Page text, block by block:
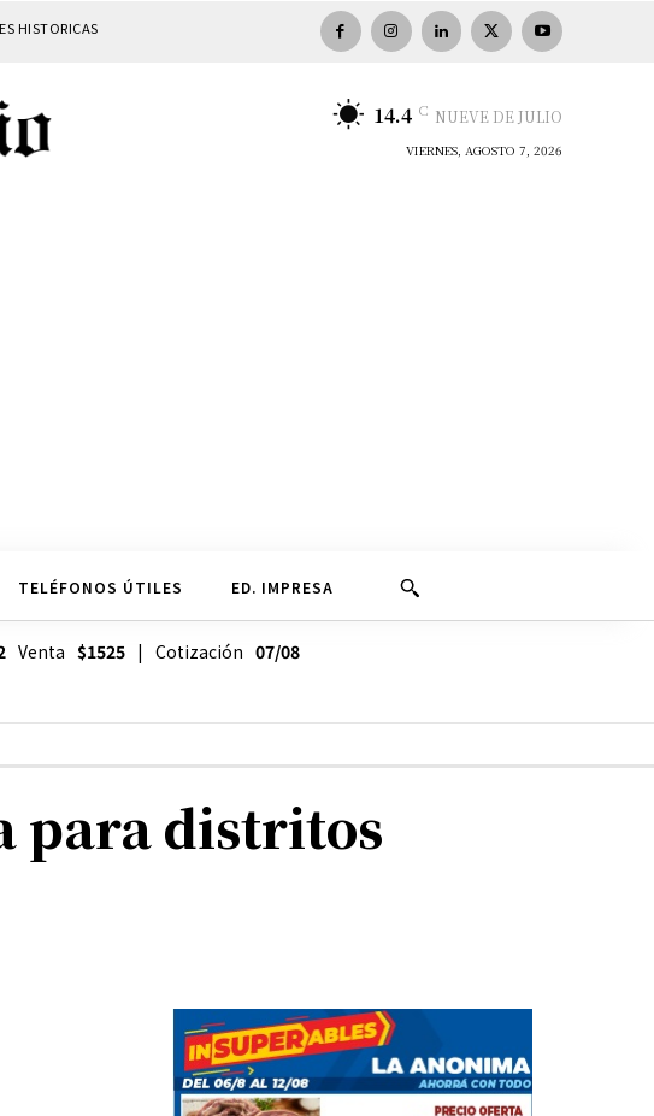
HISTORICAS
14.4 C NUEVE DE JULIO
VIERNES, AGOSTO 7, 2026
TELÉFONOS ÚTILES ED. IMPRESA
Venta $1525| Cotización 07/08
para distritos